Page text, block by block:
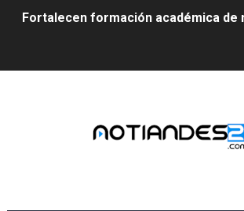
Fortalecen formación académica
Fundecem inició con éxito el taller